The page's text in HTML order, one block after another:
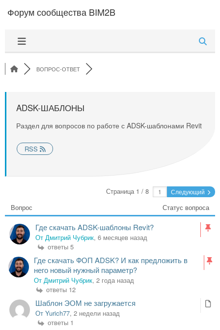
Форум сообщества BIM2B
ВОПРОС-ОТВЕТ
ADSK-ШАБЛОНЫ
Раздел для вопросов по работе с ADSK-шаблонами Revit
RSS
Страница 1 / 8 Следующий
Вопрос Статус вопроса
Где скачать ADSK-шаблоны Revit?
От Дмитрий Чубрик, 6 месяцев назад
ответы 5
Где скачать ФОП ADSK? И как предложить в
него новый нужный параметр?
От Дмитрий Чубрик, 2 года назад
ответы 12
Шаблон ЭОМ не загружается
От Yurich77, 2 недели назад
ответы 1